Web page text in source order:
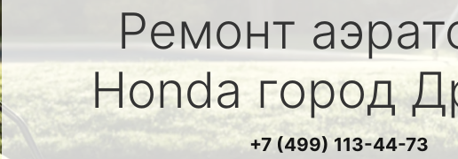
Ремонт
Hondaгород
+7 (499) 113-44-73